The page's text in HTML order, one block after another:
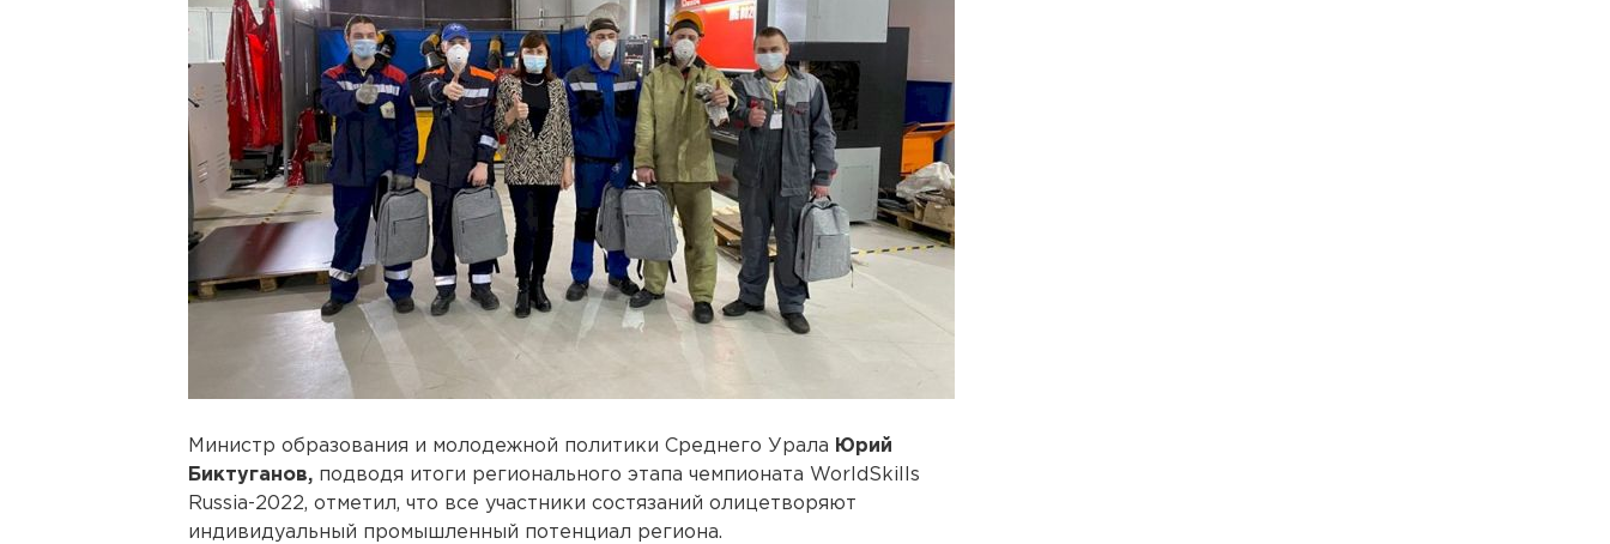
Министр образования и молодежной политики Среднего Урала Юрий
Биктуганов, подводя итоги регионального этапа чемпионата WorldSkills
Russia-2022, отметил, что все участники состязаний олицетворяют
индивидуальный промышленный потенциал региона.